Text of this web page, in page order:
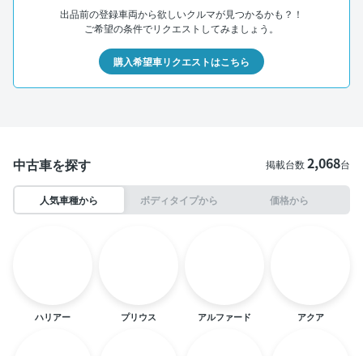
出品前の登録車両から欲しいクルマが見つかるかも？！
ご希望の条件でリクエストしてみましょう。
購入希望車リクエストはこちら
中古車を探す 掲載台数2,068台
人気車種から ボディタイプから 価格から
ハリアー プリウス アルファード アクア